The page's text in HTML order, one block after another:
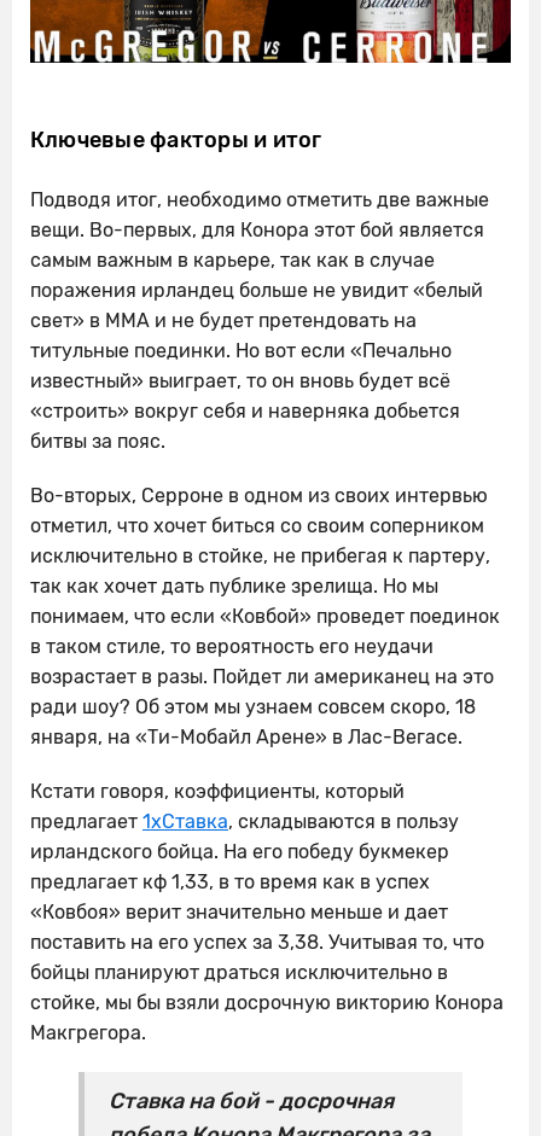
Ключевые факторы и итог
Подводя итог, необходимо отметить две важные
вещи. Во-первых, для Конора этот бой является
самым важным в карьере, так как в случае
поражения ирландец больше не увидит «белый
свет» в ММА и не будет претендовать на
титульные поединки. Но вот если «Печально
известный» выиграет, то он вновь будет всё
«строить» вокруг себя и наверняка добьется
битвы за пояс.
Во-вторых, Серроне в одном из своих интервью
отметил, что хочет биться со своим соперником
исключительно в стойке, не прибегая к партеру,
так как хочет дать публике зрелища. Но мы
понимаем, что если «Ковбой» проведет поединок
в таком стиле, то вероятность его неудачи
возрастает в разы. Пойдет ли американец на это
ради шоу? Об этом мы узнаем совсем скоро, 18
января, на «Ти-Мобайл Арене» в Лас-Вегасе.
Кстати говоря, коэффициенты, который
предлагает 1хСтавка, складываются в пользу
ирландского бойца. На его победу букмекер
предлагает кф 1,33, в то время как в успех
«Ковбоя» верит значительно меньше и дает
поставить на его успех за 3,38. Учитывая то, что
бойцы планируют драться исключительно в
стойке, мы бы взяли досрочную викторию Конора
Макгрегора.
Ставка на бой - досрочная